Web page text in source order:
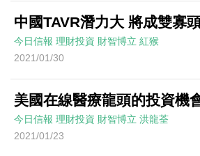
中國TAVR潛力大 將成雙寡
今日信報 理財投資 財智博立 紅猴
2021/01/30
美國在線醫療龍頭的投資機
今日信報 理財投資 財智博立 洪龍荃
2021/01/23